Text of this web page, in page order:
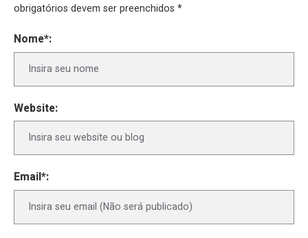
obrigatórios devem ser preenchidos *
Nome*:
Website:
Email*: